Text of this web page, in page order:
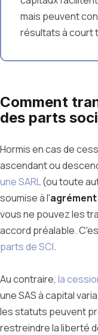
mais peuvent
résultats à court
Comment
des parts
Hormis en cas de
ascendant ou
une SARL(ou toute
soumise à l'
vous ne pouvez les
accord préalable.
parts de SCI.
Au contraire, la
une SAS à capital
les statuts peuvent
restreindre la liberté